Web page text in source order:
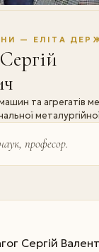
— ЕЛІТА
та агрегатів
професор.
Сергій